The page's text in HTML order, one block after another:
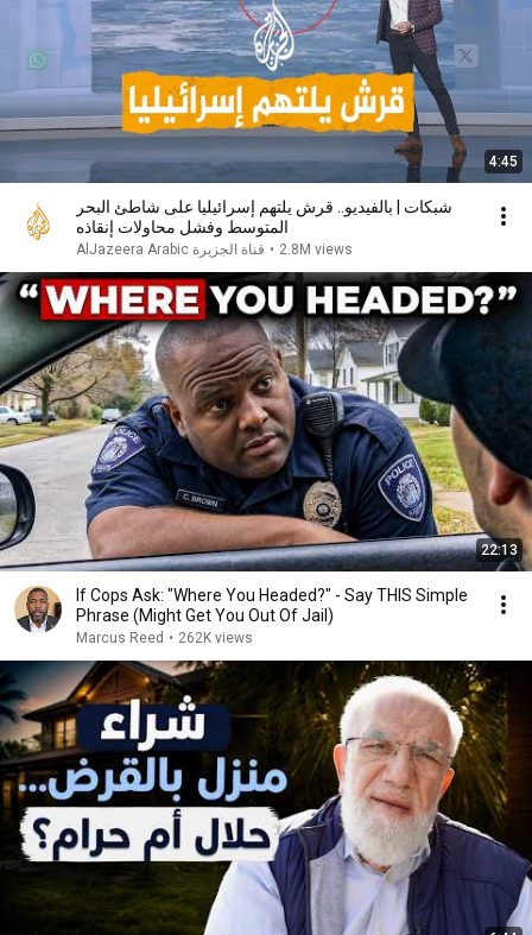
4:45
شبكات | بالفيديو.. قرش يلتهم إسرائيليا على شاطئ البحر
المتوسط وفشل محاولات إنقاذه
AlJazeera Arabic قناة الجزيرة • 2.8M views
22:13
If Cops Ask: "Where You Headed?" - Say THIS Simple
Phrase (Might Get You Out Of Jail)
Marcus Reed • 262K views